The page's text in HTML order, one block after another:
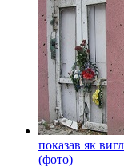
показав як
(фото)